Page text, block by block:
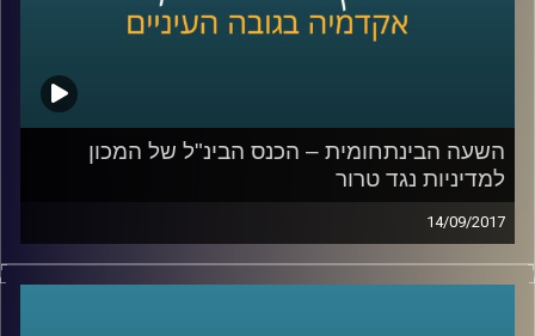
השעה הבינתחומית – הכנס הבינ"ל של המכון
למדיניות נגד טרור
14/09/2017
תכנית מיוחדת מהכנס הבינלאומי של המכון